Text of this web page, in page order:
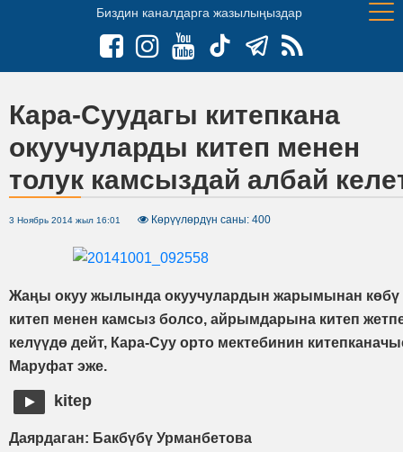
Биздин каналдарга жазылыңыздар
Кара-Суудагы китепкана
окуучуларды китеп менен
толук камсыздай албай
3 Ноябрь 2014 жыл 16:01 Көрүүлөрдүн саны: 400
Жаңы окуу жылында окуучулардын жарымынан көбү
китеп менен камсыз болсо, айрымдарына китеп
келүүдө дейт, Кара-Суу орто мектебинин
Маруфат эже.
kitep
Даярдаган: Бакбүбү Урманбетова